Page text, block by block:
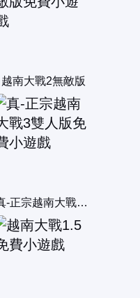
越南大戰2無敵版
真-正宗越南大戰3雙人版